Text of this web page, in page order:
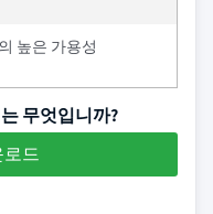
높은 가용성
무엇입니까?
로드